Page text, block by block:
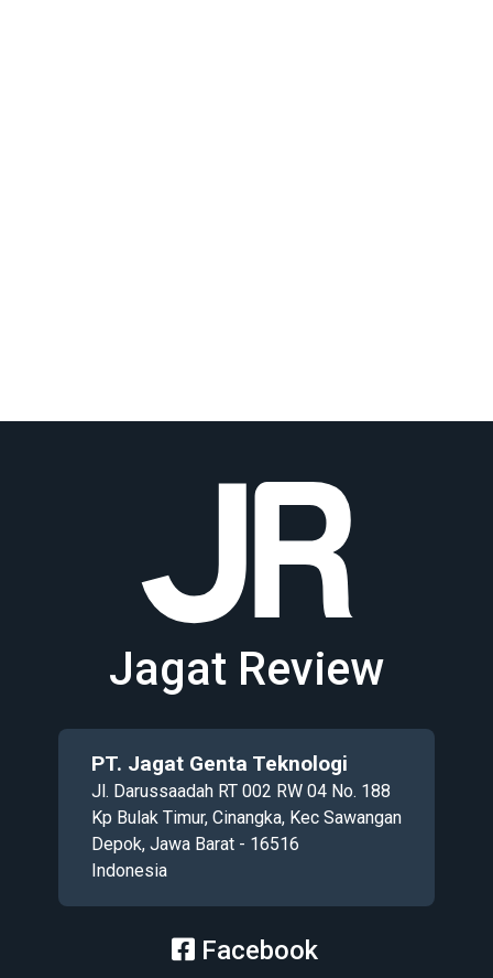
Jagat Review
PT. Jagat Genta Teknologi
Jl. Darussaadah RT 002 RW 04 No. 188
Kp Bulak Timur, Cinangka, Kec Sawangan
Depok, Jawa Barat - 16516
Indonesia
Facebook